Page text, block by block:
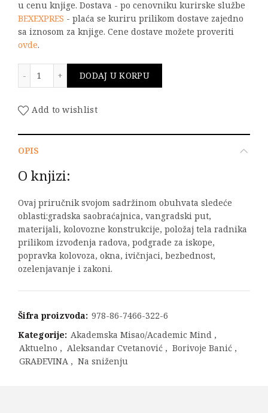
u cenu knjige. Dostava - po cenovniku kurirske službe
BEXEXPRES - plaća se kuriru prilikom dostave zajedno
sa iznosom za knjige. Cene dostave možete proveriti
ovde.
DODAJ U KORPU
Add to wishlist
OPIS
O knjizi:
Ovaj priručnik svojom sadržinom obuhvata sledeće
oblasti:gradska saobraćajnica, vangradski put,
materijali, kolovozne konstrukcije, položaj tela radnika
prilikom izvođenja radova, podgrade za iskope,
popravka kolovoza, okna, ivičnjaci, bezbednost,
ozelenjavanje i zakoni.
Šifra proizvoda: 978-86-7466-322-6
Kategorije: Akademska Misao/Academic Mind ,
Aktuelno , Aleksandar Cvetanović , Borivoje Banić ,
GRAĐEVINA , Na sniženju